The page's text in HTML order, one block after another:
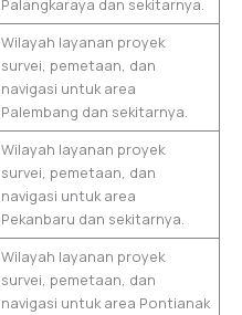
Palangkaraya dan sekitarnya.
Wilayah layanan proyek
survei, pemetaan, dan
navigasi untuk area
Palembang dan sekitarnya.
Wilayah layanan proyek
survei, pemetaan, dan
navigasi untuk area
Pekanbaru dan sekitarnya.
Wilayah layanan proyek
survei, pemetaan, dan
navigasi untuk area Pontianak